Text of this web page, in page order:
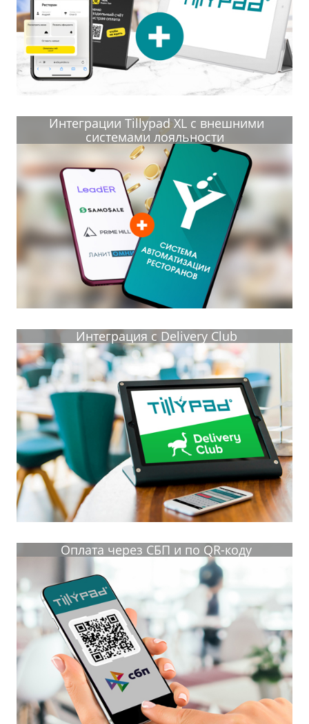
Интеграции Tillypad XL с внешними
системами лояльности
Интеграция с Delivery Club
Оплата через СБП и по QR-коду